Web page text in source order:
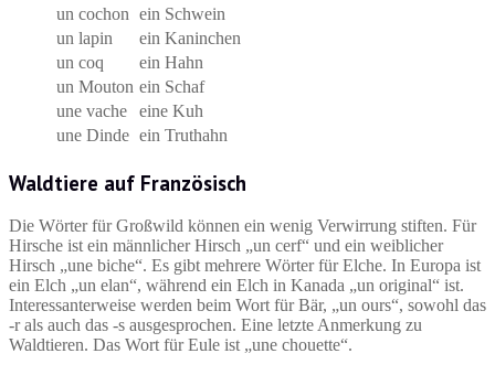
un cochon ein Schwein
un lapin
ein Kaninchen
un coq
ein Hahn
un Mouton ein Schaf
une vache
eine Kuh
une Dinde ein Truthahn
Waldtiere auf Französisch
Die Wörter für Großwild können ein wenig Verwirrung stiften. Für
Hirsche ist ein männlicher Hirsch „un cerf“ und ein weiblicher
Hirsch „une biche“. Es gibt mehrere Wörter für Elche. In Europa ist
ein Elch „un elan“, während ein Elch in Kanada „un original“ ist.
Interessanterweise werden beim Wort für Bär, „un ours“, sowohl das
-r als auch das -s ausgesprochen. Eine letzte Anmerkung zu
Waldtieren. Das Wort für Eule ist „une chouette“.